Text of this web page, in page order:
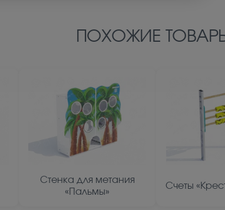
ПОХОЖИЕ
Стенка для метания
«Пальмы»
Счеты